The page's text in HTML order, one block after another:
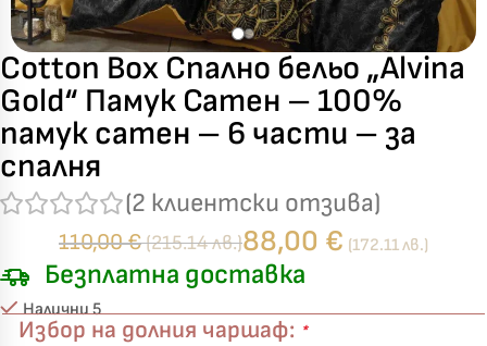
Cotton Box Спално бельо „Alvina
Gold“ Памук Сатен – 100%
памук сатен – 6 части – за
спалня
(2 клиентски отзива)
110,00€(215.14 лв.)88,00 € (172.11 лв.)
Безплатна доставка
Налични 5
Избор на долния чаршаф: *